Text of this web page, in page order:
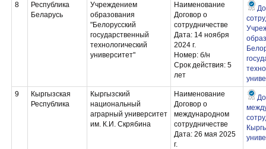
8
Республика
Беларусь
Учреждением
образования
"Белорусский
государственный
технологический
университет"
Наименование
Договор о
сотрудничестве
Дата: 14 ноября
2024 г.
Номер: б/н
Срок действия: 5
лет
9
Кыргызская
Республика
Кыргызский
национальный
аграрный университет
им. К.И. Скрябина
Наименование
Договор о
международном
сотрудничестве
Дата: 26 мая 2025
г.